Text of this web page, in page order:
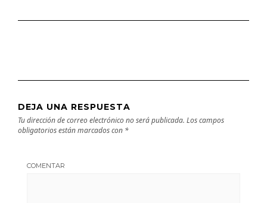
DEJA UNA RESPUESTA
Tu dirección de correo electrónico no será publicada. Los campos
obligatorios están marcados con *
COMENTAR